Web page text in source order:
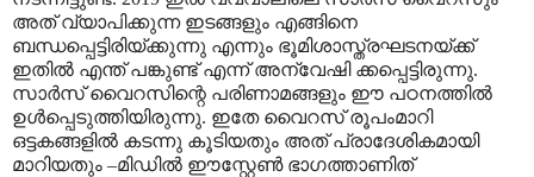
അത് വ്യാപിക്കുന്ന ഇടങ്ങളും എങ്ങിനെ
ബന്ധപ്പെട്ടിരിയ്ക്കുന്നു എന്നും ഭൂമിശാസ്ത്രഘടനയ്ക്ക്
ഇതിൽ എന്ത് പങ്കുണ്ട് എന്ന് അന്വേഷി ക്കപ്പെട്ടിരുന്നു.
സാർസ് വൈറസിന്റെ പരിണാമങ്ങളും ഈ പഠനത്തിൽ
ഉൾപ്പെടുത്തിയിരുന്നു. ഇതേ വൈറസ് രൂപംമാറി
ഒട്ടകങ്ങളിൽ കടന്നു കൂടിയതും അത് പ്രാദേശികമായി
മാറിയതും –മിഡിൽ ഈസ്റ്റേൺ ഭാഗത്താണിത്